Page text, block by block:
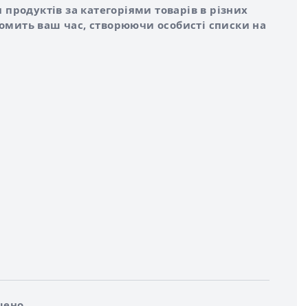
за категоріями товарів в різних
ваш час, створюючи особисті списки на